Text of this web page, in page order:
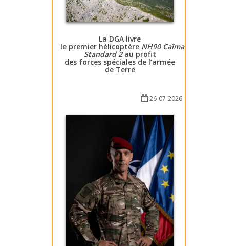
La DGA livre
le premier hélicoptère NH90 Caïman
Standard 2au profit
des forces spéciales de l’armée
de Terre
26-07-2026